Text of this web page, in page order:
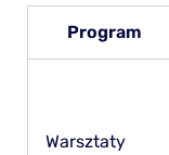
Program
Warsztaty